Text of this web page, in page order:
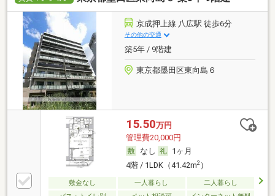
京成押上線 八広駅 徒歩6分
その他の交通
築5年 / 9階建
東京都墨田区東向島６
15.50万円
管理費20,000円
なし
1ヶ月
4階 / 1LDK（41.42m2）
敷金なし 一人暮らし
二人暮らし